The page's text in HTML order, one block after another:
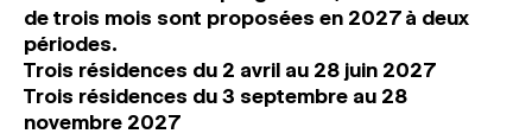
de trois mois sont proposées en 2027 à deux
périodes.
Trois résidences du 2 avril au 28 juin 2027
Trois résidences du 3 septembre au 28
novembre 2027